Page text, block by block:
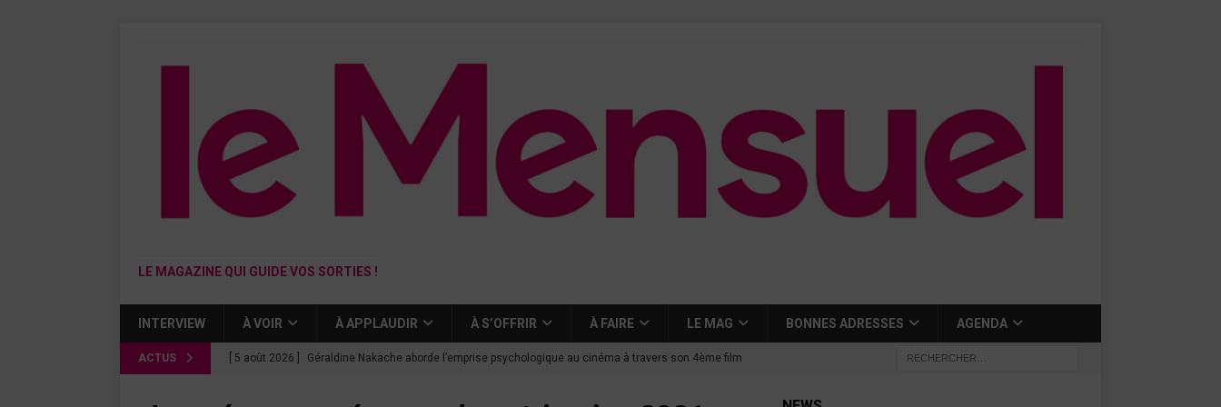
LE MAGAZINE QUI GUIDE VOS SORTIES !
INTERVIEW À VOIR À APPLAUDIR À S’OFFRIR À FAIRE LE MAG BONNES ADRESSES AGENDA
ACTUS [ 5 août 2026 ] Géraldine Nakache aborde l’emprise psychologique au cinéma à travers son 4ème film